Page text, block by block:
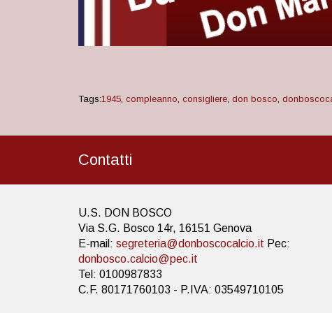
Tags:1945, compleanno, consigliere, don bosco,
Contatti
U.S. DON BOSCO
Via S.G. Bosco 14r, 16151 Genova
E-mail: segreteria@donboscocalcio.it Pec:
donbosco.calcio@pec.it
Tel: 0100987833
C.F. 80171760103 - P.IVA: 03549710105